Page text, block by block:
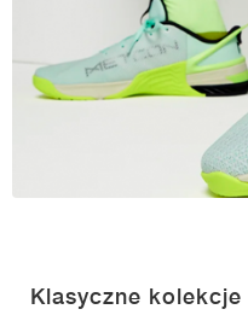
Klasyczne kolekcje